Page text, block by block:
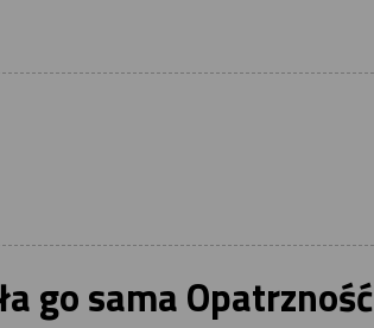
go sama Opatrzność